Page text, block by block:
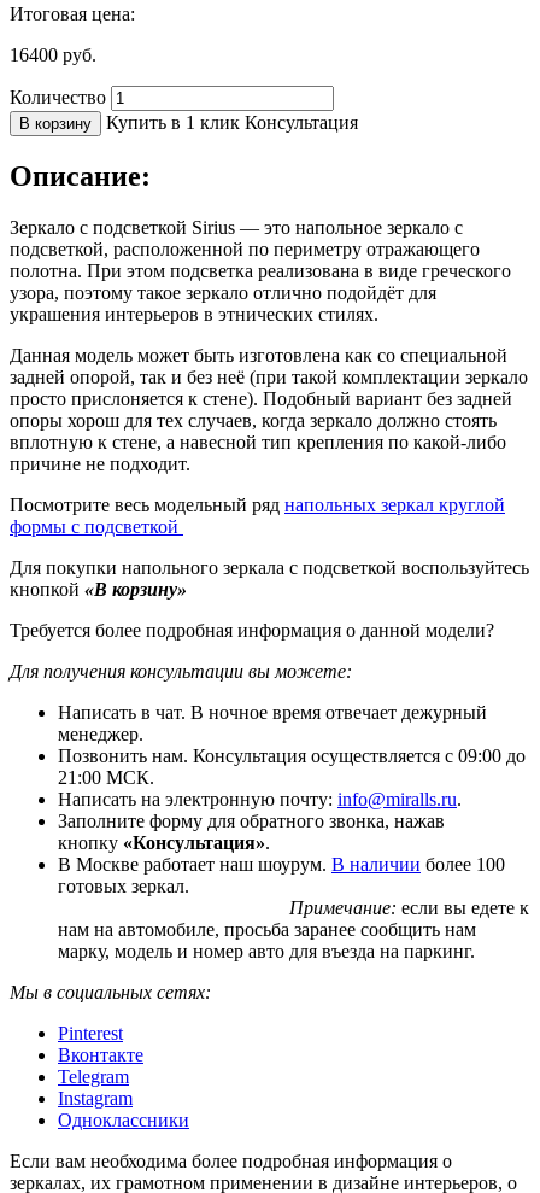
Итоговая цена:
16400 руб.
Количество
В корзину Купить в 1 клик Консультация
Описание:
Зеркало с подсветкой Sirius — это напольное зеркало с
подсветкой, расположенной по периметру отражающего
полотна. При этом подсветка реализована в виде греческого
узора, поэтому такое зеркало отлично подойдёт для
украшения интерьеров в этнических стилях.
Данная модель может быть изготовлена как со специальной
задней опорой, так и без неё (при такой комплектации зеркало
просто прислоняется к стене). Подобный вариант без задней
опоры хорош для тех случаев, когда зеркало должно стоять
вплотную к стене, а навесной тип крепления по какой-либо
причине не подходит.
Посмотрите весь модельный ряд напольных зеркал круглой
формы c подсветкой
Для покупки напольного зеркала с подсветкой воспользуйтесь
кнопкой «В корзину»
Требуется более подробная информация о данной модели?
Для получения консультации вы можете:
Написать в чат. В ночное время отвечает дежурный
менеджер.
Позвонить нам. Консультация осуществляется с 09:00 до
21:00 МСК.
Написать на электронную почту: info@miralls.ru.
Заполните форму для обратного звонка, нажав
кнопку «Консультация».
В Москве работает наш шоурум. В наличии более 100
готовых зеркал.
Примечание: если вы едете к
нам на автомобиле, просьба заранее сообщить нам
марку, модель и номер авто для въезда на паркинг.
Мы в социальных сетях:
Pinterest
Вконтакте
Telegram
Instagram
Одноклассники
Если вам необходима более подробная информация о
зеркалах, их грамотном применении в дизайне интерьеров, о